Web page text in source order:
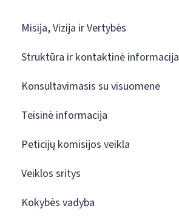
Misija, Vizija ir Vertybės
Struktūra ir kontaktinė informacija
Konsultavimasis su visuomene
Teisinė informacija
Peticijų komisijos veikla
Veiklos sritys
Kokybės vadyba